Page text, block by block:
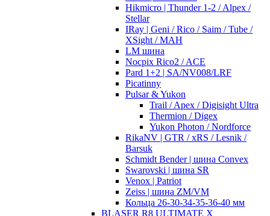
Hikmicro | Thunder 1-2 / Alpex /
Stellar
IRay | Geni / Rico / Saim / Tube /
XSight / MAH
LM шина
Nocpix Rico2 / ACE
Pard 1+2 | SA/NV008/LRF
Picatinny
Pulsar & Yukon
Trail / Apex / Digisight Ultra
Thermion / Digex
Yukon Photon / Nordforce
RikaNV | GTR / xRS / Lesnik /
Barsuk
Schmidt Bender | шина Convex
Swarovski | шина SR
Venox | Patriot
Zeiss | шина ZM/VM
Кольца 26-30-34-35-36-40 мм
BLASER R8 ULTIMATE X